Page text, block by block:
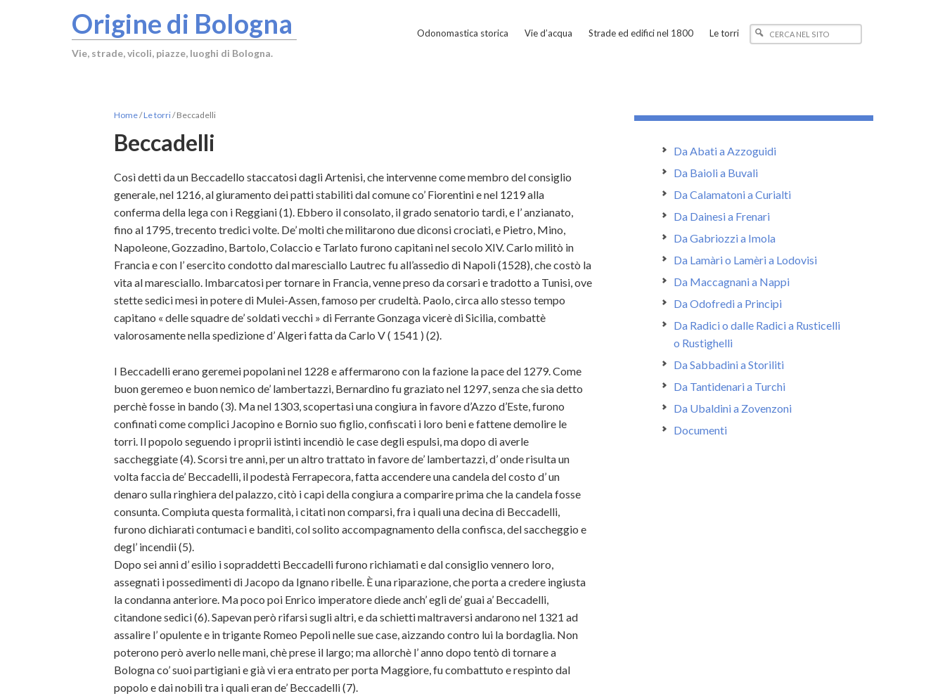
Origine di Bologna
Vie, strade, vicoli, piazze, luoghi di Bologna.
Odonomastica storica Vie d’acqua Strade ed edifici nel 1800 Le torri
Home/Le torri/Beccadelli
Beccadelli
Così detti da un Beccadello staccatosi dagli Artenisi, che intervenne come membro del consiglio
generale, nel 1216, al giuramento dei patti stabiliti dal comune co’ Fiorentini e nel 1219 alla
conferma della lega con i Reggiani (1). Ebbero il consolato, il grado senatorio tardi, e l’ anzianato,
fino al 1795, trecento tredici volte. De’ molti che militarono due diconsi crociati, e Pietro, Mino,
Napoleone, Gozzadino, Bartolo, Colaccio e Tarlato furono capitani nel secolo XIV. Carlo militò in
Francia e con l’ esercito condotto dal maresciallo Lautrec fu all’assedio di Napoli (1528), che costò la
vita al maresciallo. Imbarcatosi per tornare in Francia, venne preso da corsari e tradotto a Tunisi, ove
stette sedici mesi in potere di Mulei-Assen, famoso per crudeltà. Paolo, circa allo stesso tempo
capitano « delle squadre de’ soldati vecchi » di Ferrante Gonzaga vicerè di Sicilia, combattè
valorosamente nella spedizione d’ Algeri fatta da Carlo V ( 1541 ) (2).
I Beccadelli erano geremei popolani nel 1228 e affermarono con la fazione la pace del 1279. Come
buon geremeo e buon nemico de’ lambertazzi, Bernardino fu graziato nel 1297, senza che sia detto
perchè fosse in bando (3). Ma nel 1303, scopertasi una congiura in favore d’Azzo d’Este, furono
confinati come complici Jacopino e Bornio suo figlio, confiscati i loro beni e fattene demolire le
torri. Il popolo seguendo i proprii istinti incendiò le case degli espulsi, ma dopo di averle
saccheggiate (4). Scorsi tre anni, per un altro trattato in favore de’ lambertazzi, d’ onde risulta un
volta faccia de’ Beccadelli, il podestà Ferrapecora, fatta accendere una candela del costo d’ un
denaro sulla ringhiera del palazzo, citò i capi della congiura a comparire prima che la candela fosse
consunta. Compiuta questa formalità, i citati non comparsi, fra i quali una decina di Beccadelli,
furono dichiarati contumaci e banditi, col solito accompagnamento della confisca, del saccheggio e
degl’ incendii (5).
Dopo sei anni d’ esilio i sopraddetti Beccadelli furono richiamati e dal consiglio vennero loro,
assegnati i possedimenti di Jacopo da Ignano ribelle. È una riparazione, che porta a credere ingiusta
la condanna anteriore. Ma poco poi Enrico imperatore diede anch’ egli de’ guai a’ Beccadelli,
citandone sedici (6). Sapevan però rifarsi sugli altri, e da schietti maltraversi andarono nel 1321 ad
assalire l’ opulente e in trigante Romeo Pepoli nelle sue case, aizzando contro lui la bordaglia. Non
poterono però averlo nelle mani, chè prese il largo; ma allorchè l’ anno dopo tentò di tornare a
Bologna co’ suoi partigiani e già vi era entrato per porta Maggiore, fu combattuto e respinto dal
popolo e dai nobili tra i quali eran de’ Beccadelli (7).
Da Abati a Azzoguidi
Da Baioli a Buvali
Da Calamatoni a Curialti
Da Dainesi a Frenari
Da Gabriozzi a Imola
Da Lamàri o Lamèri a Lodovisi
Da Maccagnani a Nappi
Da Odofredi a Principi
Da Radici o dalle Radici a Rusticelli
o Rustighelli
Da Sabbadini a Storiliti
Da Tantidenari a Turchi
Da Ubaldini a Zovenzoni
Documenti